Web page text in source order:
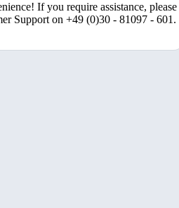
If you require assistance, please
Support on +49 (0)30 - 81097 - 601.